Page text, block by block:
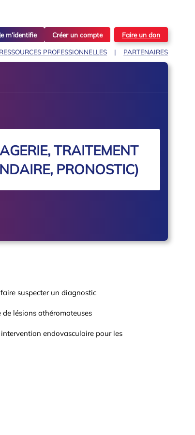
Je m’identifie Créer un compte Faire un don
RESSOURCES PROFESSIONNELLES PARTENAIRES
TRAITEMENT
PRONOSTIC)
suspecter un diagnostic
lésions athéromateuses
endovasculaire pour les